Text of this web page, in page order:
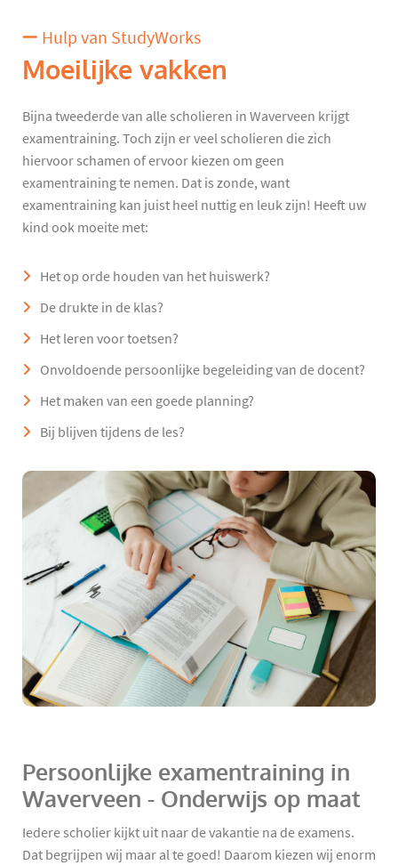
Hulp van StudyWorks
Moeilijke vakken
Bijna tweederde van alle scholieren in Waverveen krijgt
examentraining. Toch zijn er veel scholieren die zich
hiervoor schamen of ervoor kiezen om geen
examentraining te nemen. Dat is zonde, want
examentraining kan juist heel nuttig en leuk zijn! Heeft uw
kind ook moeite met:
Het op orde houden van het huiswerk?
De drukte in de klas?
Het leren voor toetsen?
Onvoldoende persoonlijke begeleiding van de docent?
Het maken van een goede planning?
Bij blijven tijdens de les?
Persoonlijke examentraining in
Waverveen - Onderwijs op maat
Iedere scholier kijkt uit naar de vakantie na de examens.
Dat begrijpen wij maar al te goed! Daarom kiezen wij enorm